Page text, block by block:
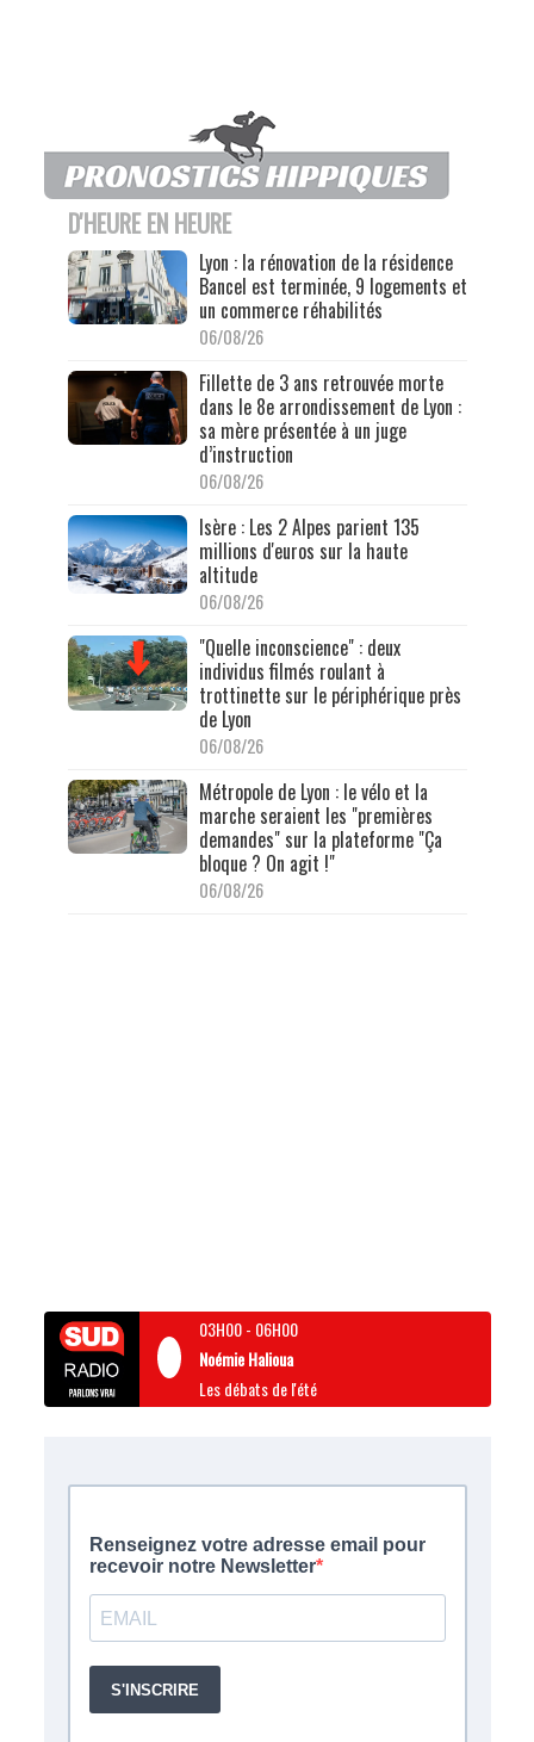
D'HEURE EN HEURE
Lyon : la rénovation de la résidence
Bancel est terminée, 9 logements et
un commerce réhabilités
06/08/26
Fillette de 3 ans retrouvée morte
dans le 8e arrondissement de Lyon :
sa mère présentée à un juge
d’instruction
06/08/26
Isère : Les 2 Alpes parient 135
millions d'euros sur la haute
altitude
06/08/26
"Quelle inconscience" : deux
individus filmés roulant à
trottinette sur le périphérique près
de Lyon
06/08/26
Métropole de Lyon : le vélo et la
marche seraient les "premières
demandes" sur la plateforme "Ça
bloque ? On agit !"
06/08/26
03H00- 06H00
Noémie Halioua
Les débats de l'été